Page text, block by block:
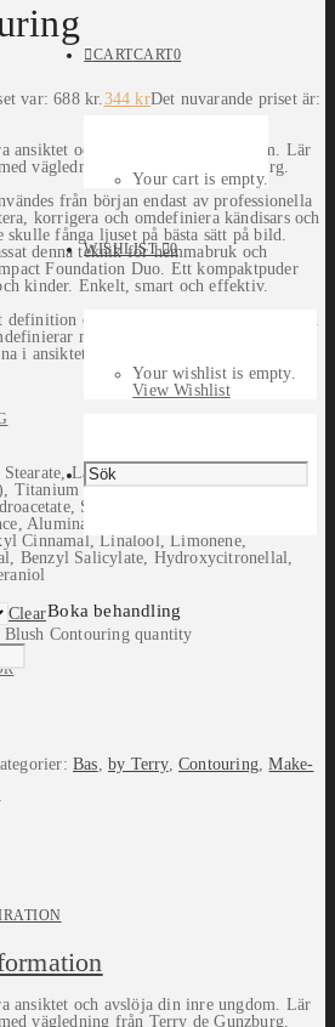
CARTCART0
Your cart is empty.
WISHLIST 0
Your wishlist is empty.
View Wishlist
Boka behandling
var: 688 kr.344krDet nuvarande priset är:
ansiktet och avslöja din inre ungdom. Lär
vägledning från Terry de Gunzburg.
från början endast av professionella
korrigera och omdefiniera kändisars och
fånga ljuset på bästa sätt på bild.
denna teknik för hemmabruk och
Foundation Duo. Ett kompaktpuder
kinder. Enkelt, smart och effektiv.
definition och struktur. Den mörka skuggan
medan den ljusare nyansen
i ansiktet som träffas av ljuset. Båda med
Lauroyl Lysine, Iron Oxides (CI
Titanium Dioxide (CI 77891),
Sorbic Acid, Silica, Red 7 Lake
Alumina, Magnesium Oxide,
Cinnamal, Linalool, Limonene,
Benzyl Salicylate, Hydroxycitronellal,
Clear
Contouring quantity
Bas,by Terry,Contouring,Make-
ansiktet och avslöja din inre ungdom. Lär
vägledning från Terry de Gunzburg.